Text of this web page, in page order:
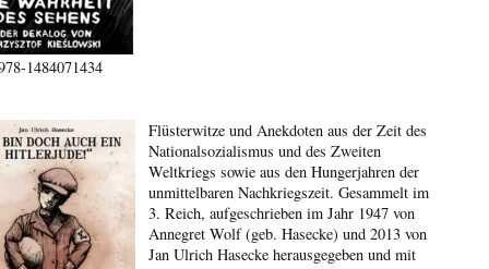
1484071434
Flüsterwitze und Anekdoten aus der Zeit des
Nationalsozialismus und des Zweiten
Weltkriegs sowie aus den Hungerjahren der
unmittelbaren Nachkriegszeit. Gesammelt im
3. Reich, aufgeschrieben im Jahr 1947 von
Annegret Wolf (geb. Hasecke) und 2013 von
Jan Ulrich Hasecke herausgegeben und mit